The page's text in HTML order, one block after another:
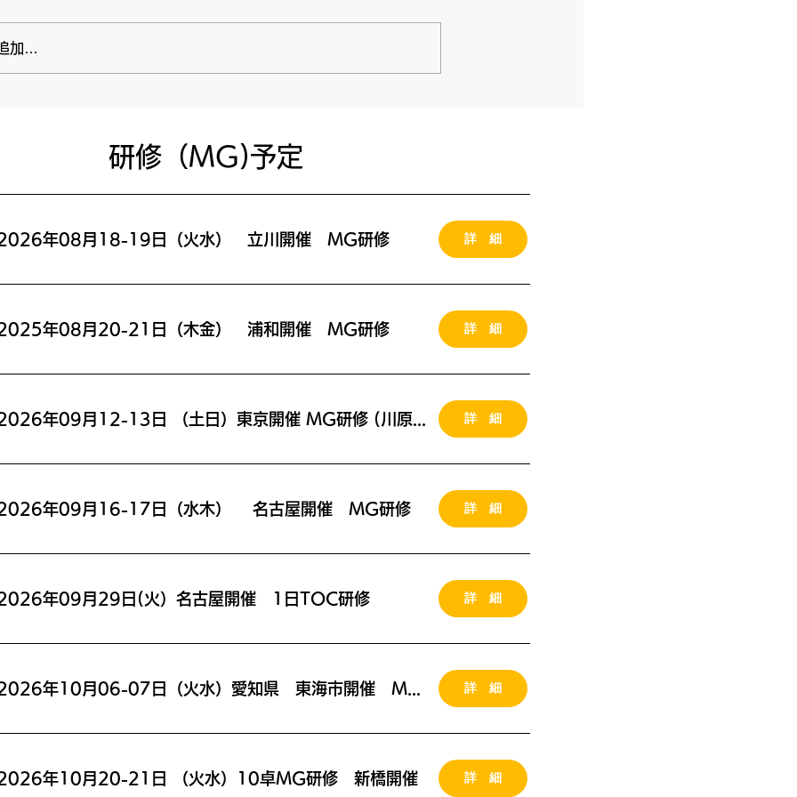
加…
​研修（MG)予定
年08月18-19日（火水） 立川開催 MG研修 詳 細
年08月20-21日（木金） 浦和開催 MG研修 詳 細
詳 細
年09月16-17日（水木） 名古屋開催 MG研修 詳 細
年09月29日(火）名古屋開催 1日TOC研修 詳 細
詳 細
年10月20-21日 （火水）10卓MG研修 新橋開催 詳 細